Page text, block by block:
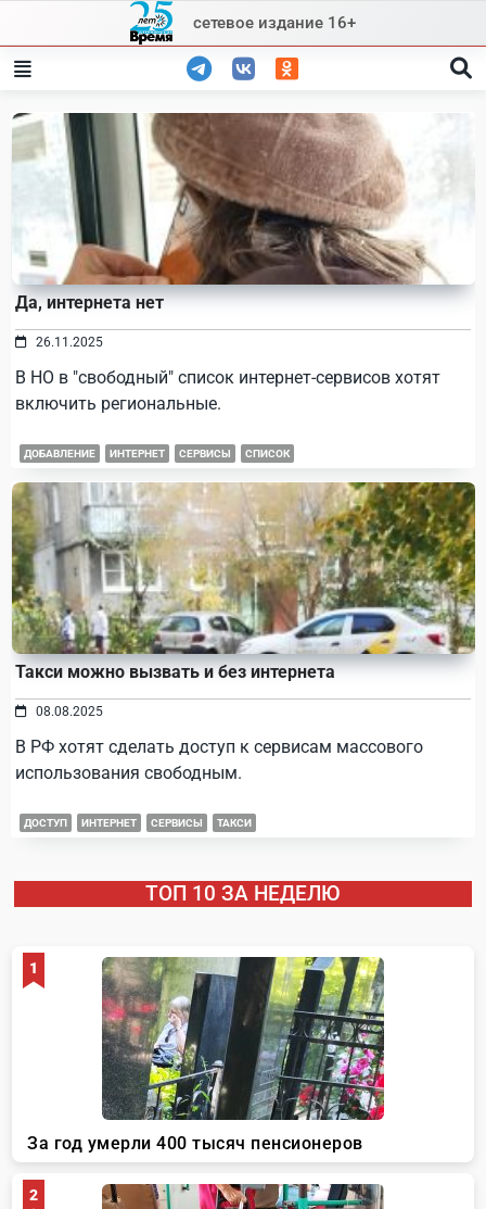
content
сетевое издание 16+
Да, интернета нет
26.11.2025
В НО в "свободный" список интернет-сервисов хотят
включить региональные.
ДОБАВЛЕНИЕ ИНТЕРНЕТ СЕРВИСЫ СПИСОК
Такси можно вызвать и без интернета
08.08.2025
В РФ хотят сделать доступ к сервисам массового
использования свободным.
ДОСТУП ИНТЕРНЕТ СЕРВИСЫ ТАКСИ
ТОП 10 ЗА НЕДЕЛЮ